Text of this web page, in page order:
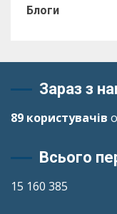
Блоги
Зараз з
89 користувачів
Всього
15 160 385